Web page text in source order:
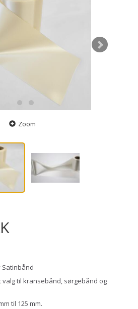
Zoom
valg til kransebånd, sørgebånd og
til 125 mm.